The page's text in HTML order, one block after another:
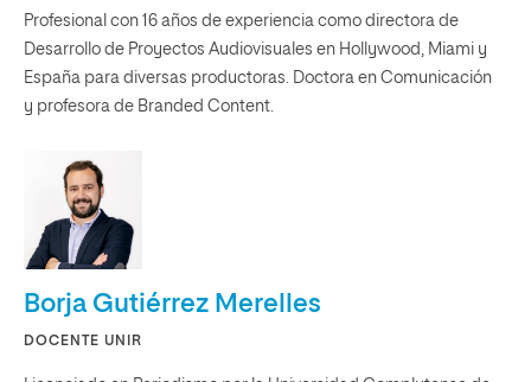
Profesional con 16 años de experiencia como directora de
Desarrollo de Proyectos Audiovisuales en Hollywood, Miami y
España para diversas productoras. Doctora en Comunicación
y profesora de Branded Content.
Borja Gutiérrez Merelles
DOCENTE UNIR